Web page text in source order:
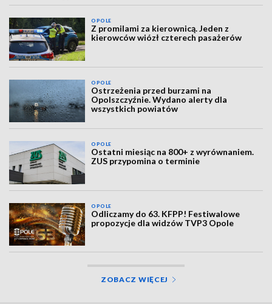
OPOLE
Z promilami za kierownicą. Jeden z
kierowców wiózł czterech pasażerów
OPOLE
Ostrzeżenia przed burzami na
Opolszczyźnie. Wydano alerty dla
wszystkich powiatów
OPOLE
Ostatni miesiąc na 800+ z wyrównaniem.
ZUS przypomina o terminie
OPOLE
Odliczamy do 63. KFPP! Festiwalowe
propozycje dla widzów TVP3 Opole
ZOBACZ WIĘCEJ